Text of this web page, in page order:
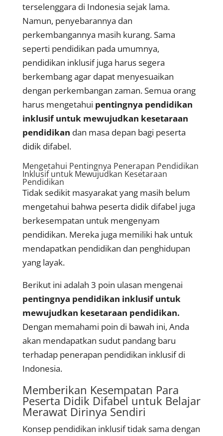
terselenggara di Indonesia sejak lama.
Namun, penyebarannya dan
perkembangannya masih kurang. Sama
seperti pendidikan pada umumnya,
pendidikan inklusif juga harus segera
berkembang agar dapat menyesuaikan
dengan perkembangan zaman. Semua orang
harus mengetahui pentingnya pendidikan
inklusif untuk mewujudkan kesetaraan
pendidikan dan masa depan bagi peserta
didik difabel.
Mengetahui Pentingnya Penerapan Pendidikan
Inklusif untuk Mewujudkan Kesetaraan
Pendidikan
Tidak sedikit masyarakat yang masih belum
mengetahui bahwa peserta didik difabel juga
berkesempatan untuk mengenyam
pendidikan. Mereka juga memiliki hak untuk
mendapatkan pendidikan dan penghidupan
yang layak.
Berikut ini adalah 3 poin ulasan mengenai
pentingnya pendidikan inklusif untuk
mewujudkan kesetaraan pendidikan.
Dengan memahami poin di bawah ini, Anda
akan mendapatkan sudut pandang baru
terhadap penerapan pendidikan inklusif di
Indonesia.
Memberikan Kesempatan Para
Peserta Didik Difabel untuk Belajar
Merawat Dirinya Sendiri
Konsep pendidikan inklusif tidak sama dengan